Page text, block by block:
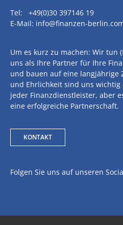
Tel: +49(0)30 397146 19
E-Mail: info@finanzen-
Um es kurz zu machen: Wir tun
uns als Ihre Partner für Ihre
und bauen auf eine langjährige
und Ehrlichkeit sind uns wichtig
jeder Finanzdienstleister, aber
eine erfolgreiche Partnerschaft.
KONTAKT
Folgen Sie uns auf unseren